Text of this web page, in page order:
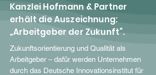
Kanzlei Hofmann & Partner
erhält die Auszeichnung:
„Arbeitgeber der Zukunft“.
Zukunftsorientierung und Qualität als
Arbeitgeber – dafür werden Unternehmen
durch das Deutsche Innovationsinstitut für